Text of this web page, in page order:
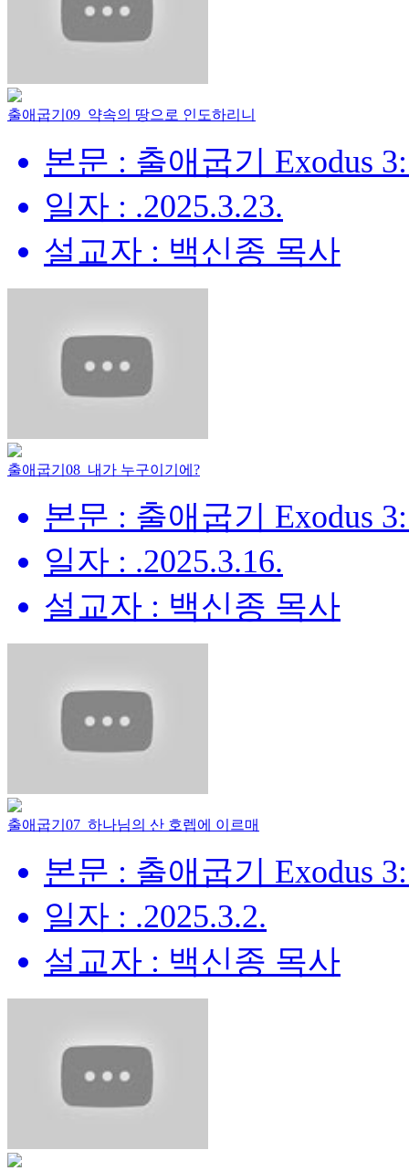
출애굽기09_약속의 땅으로 인도하리니
본문 : 출애굽기 Exodus
일자 : .2025.3.23.
설교자 : 백신종 목사
출애굽기08_내가 누구이기에?
본문 : 출애굽기 Exodus
일자 : .2025.3.16.
설교자 : 백신종 목사
출애굽기07_하나님의 산 호렙에 이르매
본문 : 출애굽기 Exodus
일자 : .2025.3.2.
설교자 : 백신종 목사